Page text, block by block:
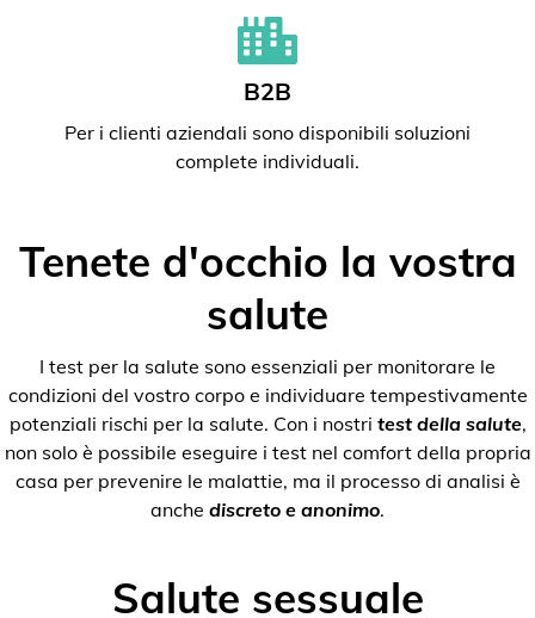
B2B
Per i clienti aziendali sono disponibili soluzioni
complete individuali.
Tenete d'occhio la vostra
salute
I test per la salute sono essenziali per monitorare le
condizioni del vostro corpo e individuare tempestivamente
potenziali rischi per la salute. Con i nostri test della salute,
non solo è possibile eseguire i test nel comfort della propria
casa per prevenire le malattie, ma il processo di analisi è
anche discreto e anonimo.
Salute sessuale